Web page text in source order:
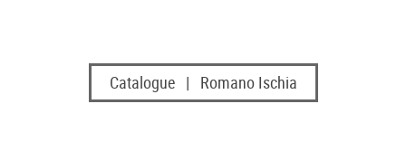
Catalogue | Romano Ischia